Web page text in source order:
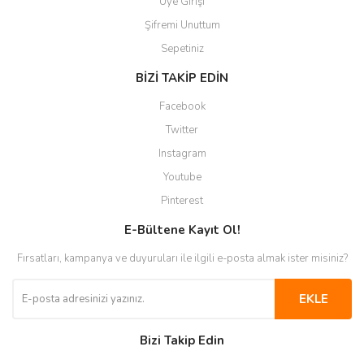
Şifremi Unuttum
Sepetiniz
BİZİ TAKİP EDİN
Facebook
Twitter
Instagram
Youtube
Pinterest
E-Bültene Kayıt Ol!
Fırsatları, kampanya ve duyuruları ile ilgili e-posta almak ister misiniz?
EKLE
Bizi Takip Edin